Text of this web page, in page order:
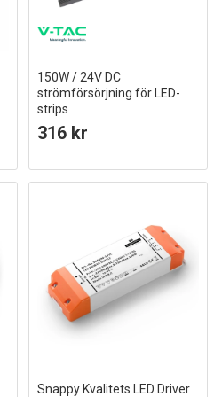
150W / 24V DC
strömförsörjning för LED-
strips
6,25A, IP20, Slim
316 kr
Snappy Kvalitets LED Driver